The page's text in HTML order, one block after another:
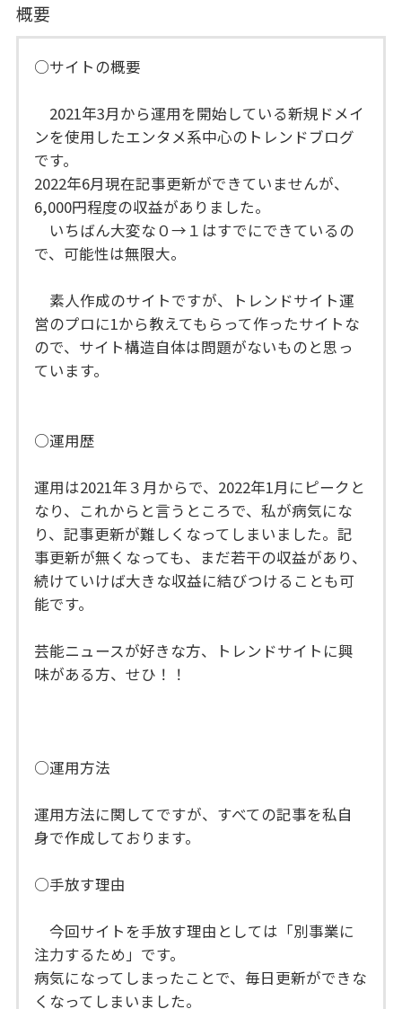
概要
○サイトの概要
2021年3月から運用を開始している新規ドメイ
ンを使用したエンタメ系中心のトレンドブログ
です。
2022年6月現在記事更新ができていませんが、
6,000円程度の収益がありました。
いちばん大変な０→１はすでにできているの
で、可能性は無限大。
素人作成のサイトですが、トレンドサイト運
営のプロに1から教えてもらって作ったサイトな
ので、サイト構造自体は問題がないものと思っ
ています。
○運用歴
運用は2021年３月からで、2022年1月にピークと
なり、これからと言うところで、私が病気にな
り、記事更新が難しくなってしまいました。記
事更新が無くなっても、まだ若干の収益があり、
続けていけば大きな収益に結びつけることも可
能です。
芸能ニュースが好きな方、トレンドサイトに興
味がある方、せひ！！
○運用方法
運用方法に関してですが、すべての記事を私自
身で作成しております。
○手放す理由
今回サイトを手放す理由としては「別事業に
注力するため」です。
病気になってしまったことで、毎日更新ができな
くなってしまいました。